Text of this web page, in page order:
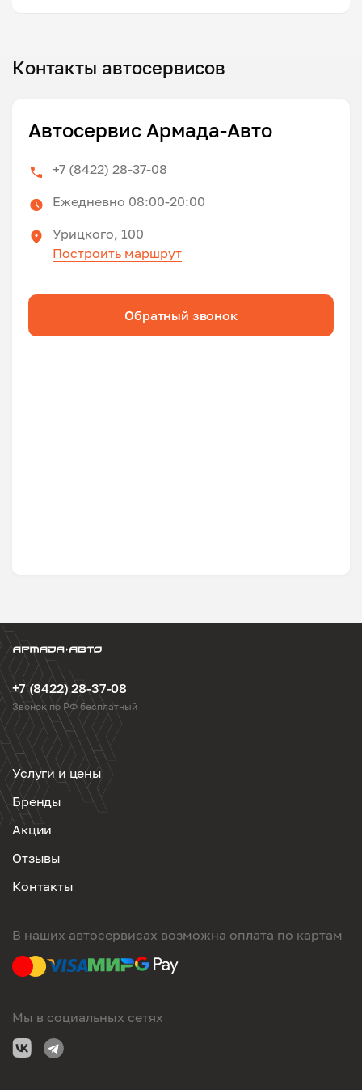
Контакты автосервисов
Автосервис Армада-Авто
+7 (8422) 28-37-08
Ежедневно 08:00-20:00
Урицкого, 100
Построить маршрут
Обратный звонок
+7 (8422) 28-37-08
Звонок по РФ бесплатный
Услуги и цены
Бренды
Акции
Отзывы
Контакты
В наших автосервисах возможна оплата по картам
Мы в социальных сетях